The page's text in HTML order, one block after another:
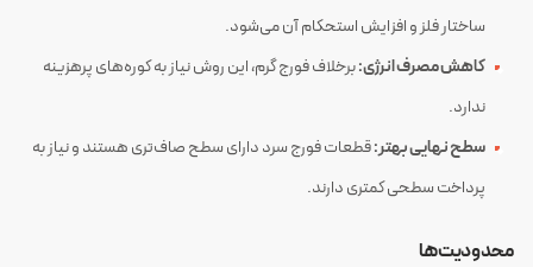
ساختار فلز و افزایش استحکام آن می‌شود.
کاهش مصرف انرژی:برخلاف فورج گرم، این روش نیاز به کوره‌های پرهزینه
ندارد.
سطح نهایی بهتر:قطعات فورج سرد دارای سطح صاف‌تری هستند و نیاز به
پرداخت سطحی کمتری دارند.
محدودیت‌ها